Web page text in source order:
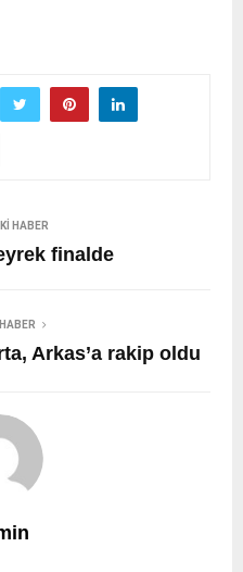
HABER
finalde
Arkas’a rakip oldu